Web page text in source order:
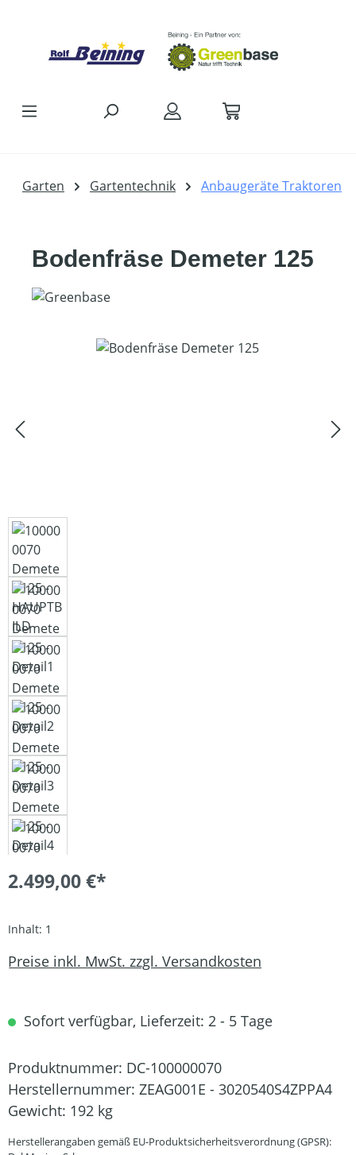
Garten Gartentechnik Anbaugeräte Traktoren
Bodenfräse Demeter 125
Bildergalerie überspringen
2.499,00 €*
Inhalt: 1
Preise inkl. MwSt. zzgl. Versandkosten
Sofort verfügbar, Lieferzeit: 2 - 5 Tage
Produktnummer: DC-100000070
Herstellernummer: ZEAG001E - 3020540S4ZPPA4
Gewicht: 192 kg
Herstellerangaben gemäß EU-Produktsicherheitsverordnung (GPSR):